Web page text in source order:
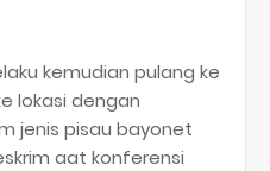
kemudian pulang ke
lokasi dengan
jenis pisau bayonet
aat konferensi